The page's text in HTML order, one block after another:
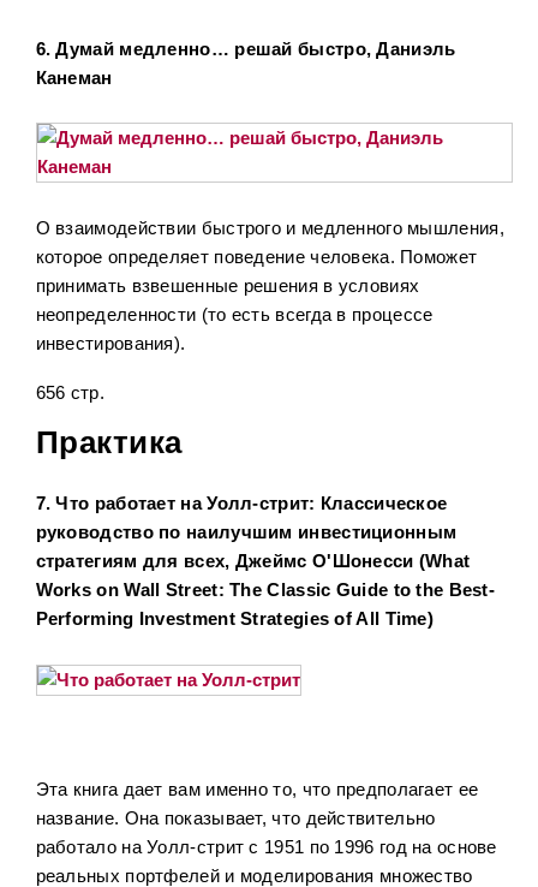
6. Думай медленно… решай быстро, Даниэль
Канеман
О взаимодействии быстрого и медленного мышления,
которое определяет поведение человека. Поможет
принимать взвешенные решения в условиях
неопределенности (то есть всегда в процессе
инвестирования).
656 стр.
Практика
7. Что работает на Уолл-стрит: Классическое
руководство по наилучшим инвестиционным
стратегиям для всех, Джеймс О'Шонесси (What
Works on Wall Street: The Classic Guide to the Best-
Performing Investment Strategies of All Time)
Эта книга дает вам именно то, что предполагает ее
название. Она показывает, что действительно
работало на Уолл-стрит с 1951 по 1996 год на основе
реальных портфелей и моделирования множество